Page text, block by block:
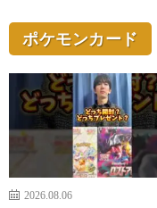
ポケモンカード
2026.08.06